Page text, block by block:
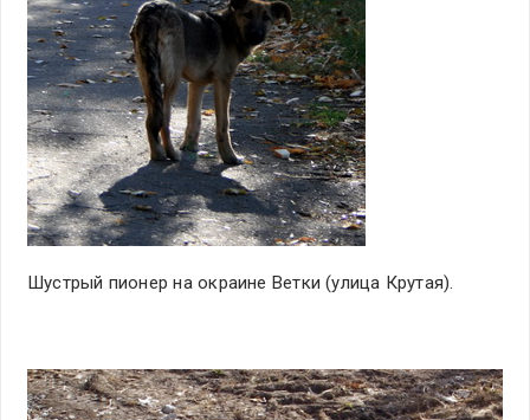
Шустрый пионер на окраине Ветки (улица Крутая).